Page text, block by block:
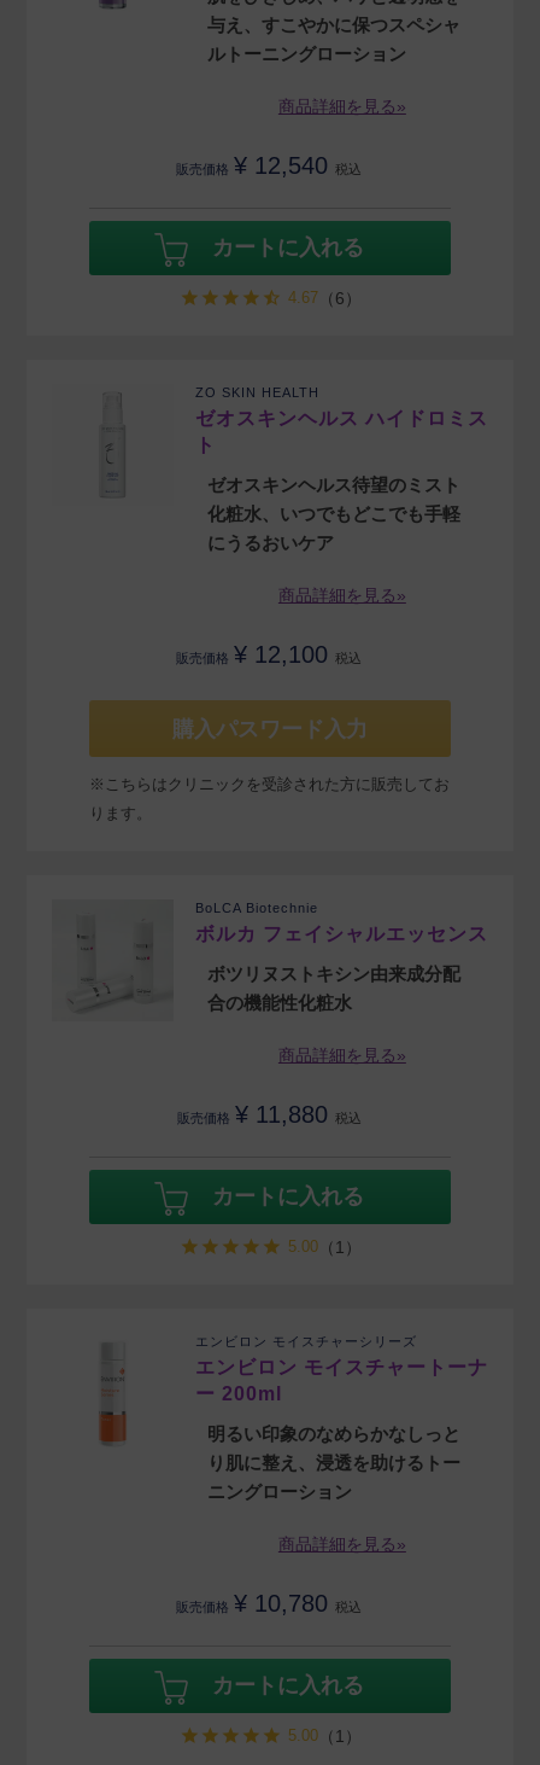
与え、すこやかに保つスペシャ
ルトーニングローション
商品詳細を見る»
販売価格 ¥ 12,540 税込
カートに入れる
4.67（6）
ZO SKIN HEALTH
ゼオスキンヘルス ハイドロミス
ト
ゼオスキンヘルス待望のミスト
化粧水、いつでもどこでも手軽
にうるおいケア
商品詳細を見る»
販売価格 ¥ 12,100 税込
購入パスワード入力
※こちらはクリニックを受診された方に販売してお
ります。
BoLCA Biotechnie
ボルカ フェイシャルエッセンス
ボツリヌストキシン由来成分配
合の機能性化粧水
商品詳細を見る»
販売価格 ¥ 11,880 税込
カートに入れる
5.00（1）
エンビロン モイスチャーシリーズ
エンビロン モイスチャートーナ
ー 200ml
明るい印象のなめらかなしっと
り肌に整え、浸透を助けるトー
ニングローション
商品詳細を見る»
販売価格 ¥ 10,780 税込
カートに入れる
5.00（1）